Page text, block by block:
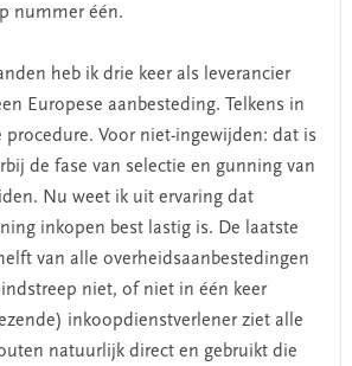
nummer één.
heb ik drie keer als leverancier
Europese aanbesteding. Telkens in
procedure. Voor niet-ingewijden: dat is
de fase van selectie en gunning van
Nu weet ik uit ervaring dat
inkopen best lastig is. De laatste
van alle overheidsaanbestedingen
niet, of niet in één keer
inkoopdienstverlener ziet alle
natuurlijk direct en gebruikt die